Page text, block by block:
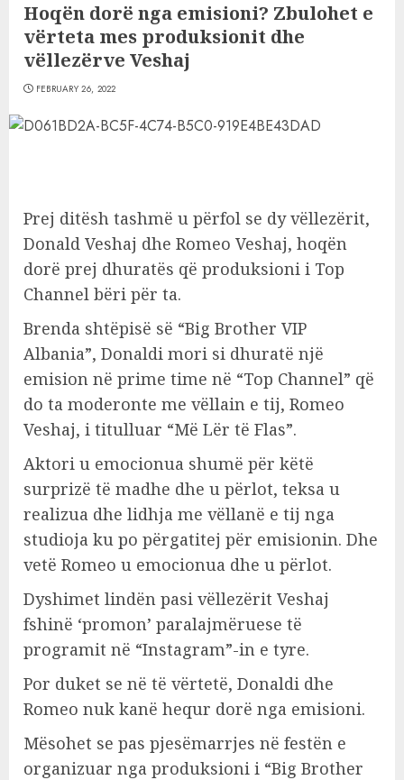
Hoqën dorë nga emisioni? Zbulohet e
vërteta mes produksionit dhe
vëllezërve Veshaj
FEBRUARY 26, 2022
Prej ditësh tashmë u përfol se dy vëllezërit,
Donald Veshaj dhe Romeo Veshaj, hoqën
dorë prej dhuratës që produksioni i Top
Channel bëri për ta.
Brenda shtëpisë së “Big Brother VIP
Albania”, Donaldi mori si dhuratë një
emision në prime time në “Top Channel” që
do ta moderonte me vëllain e tij, Romeo
Veshaj, i titulluar “Më Lër të Flas”.
Aktori u emocionua shumë për këtë
surprizë të madhe dhe u përlot, teksa u
realizua dhe lidhja me vëllanë e tij nga
studioja ku po përgatitej për emisionin. Dhe
vetë Romeo u emocionua dhe u përlot.
Dyshimet lindën pasi vëllezërit Veshaj
fshinë ‘promon’ paralajmëruese të
programit në “Instagram”-in e tyre.
Por duket se në të vërtetë, Donaldi dhe
Romeo nuk kanë hequr dorë nga emisioni.
Mësohet se pas pjesëmarrjes në festën e
organizuar nga produksioni i “Big Brother